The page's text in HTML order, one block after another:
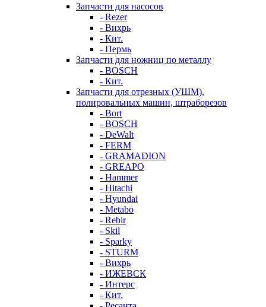
Запчасти для насосов
- Rezer
- Вихрь
- Кит.
- Пермь
Запчасти для ножниц по металлу
- BOSCH
- Кит.
Запчасти для отрезных (УШМ),
полировальных машин, штраборезов
- Bort
- BOSCH
- DeWalt
- FERM
- GRAMADION
- GREAPO
- Hammer
- Hitachi
- Hyundai
- Metabo
- Rebir
- Skil
- Sparky
- STURM
- Вихрь
- ИЖЕВСК
- Интерс
- Кит.